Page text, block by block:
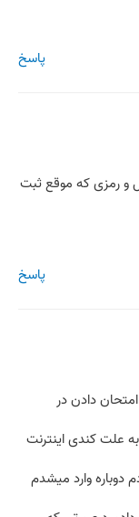
پاسخ
و رمزی که موقع ثبت
پاسخ
دادن در
به علت کندی اینترنت
میزدم دوباره وارد میشدم